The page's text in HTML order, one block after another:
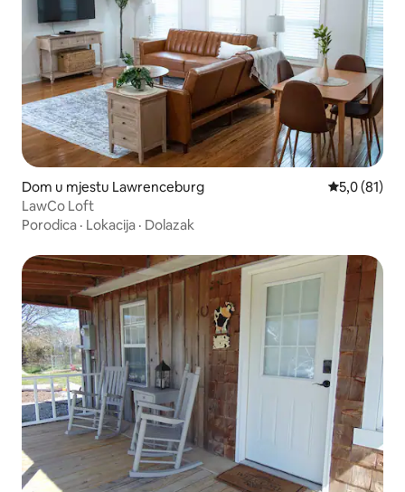
Dom u mjestu Lawrenceburg Prosječna
5,0 (81)
LawCo Loft
Porodica · Lokacija · Dolazak